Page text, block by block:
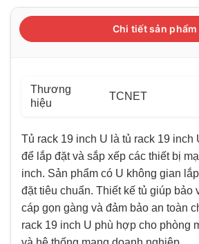
Chi tiết sản phẩm
Thương
hiệu
TCNET
Tủ rack 19 inch U là tủ rack 19 inch
để lắp đặt và sắp xếp các thiết bị
inch. Sản phẩm có U không gian
đặt tiêu chuẩn. Thiết kế tủ giúp bảo
cáp gọn gàng và đảm bảo an toàn
rack 19 inch U phù hợp cho phòng